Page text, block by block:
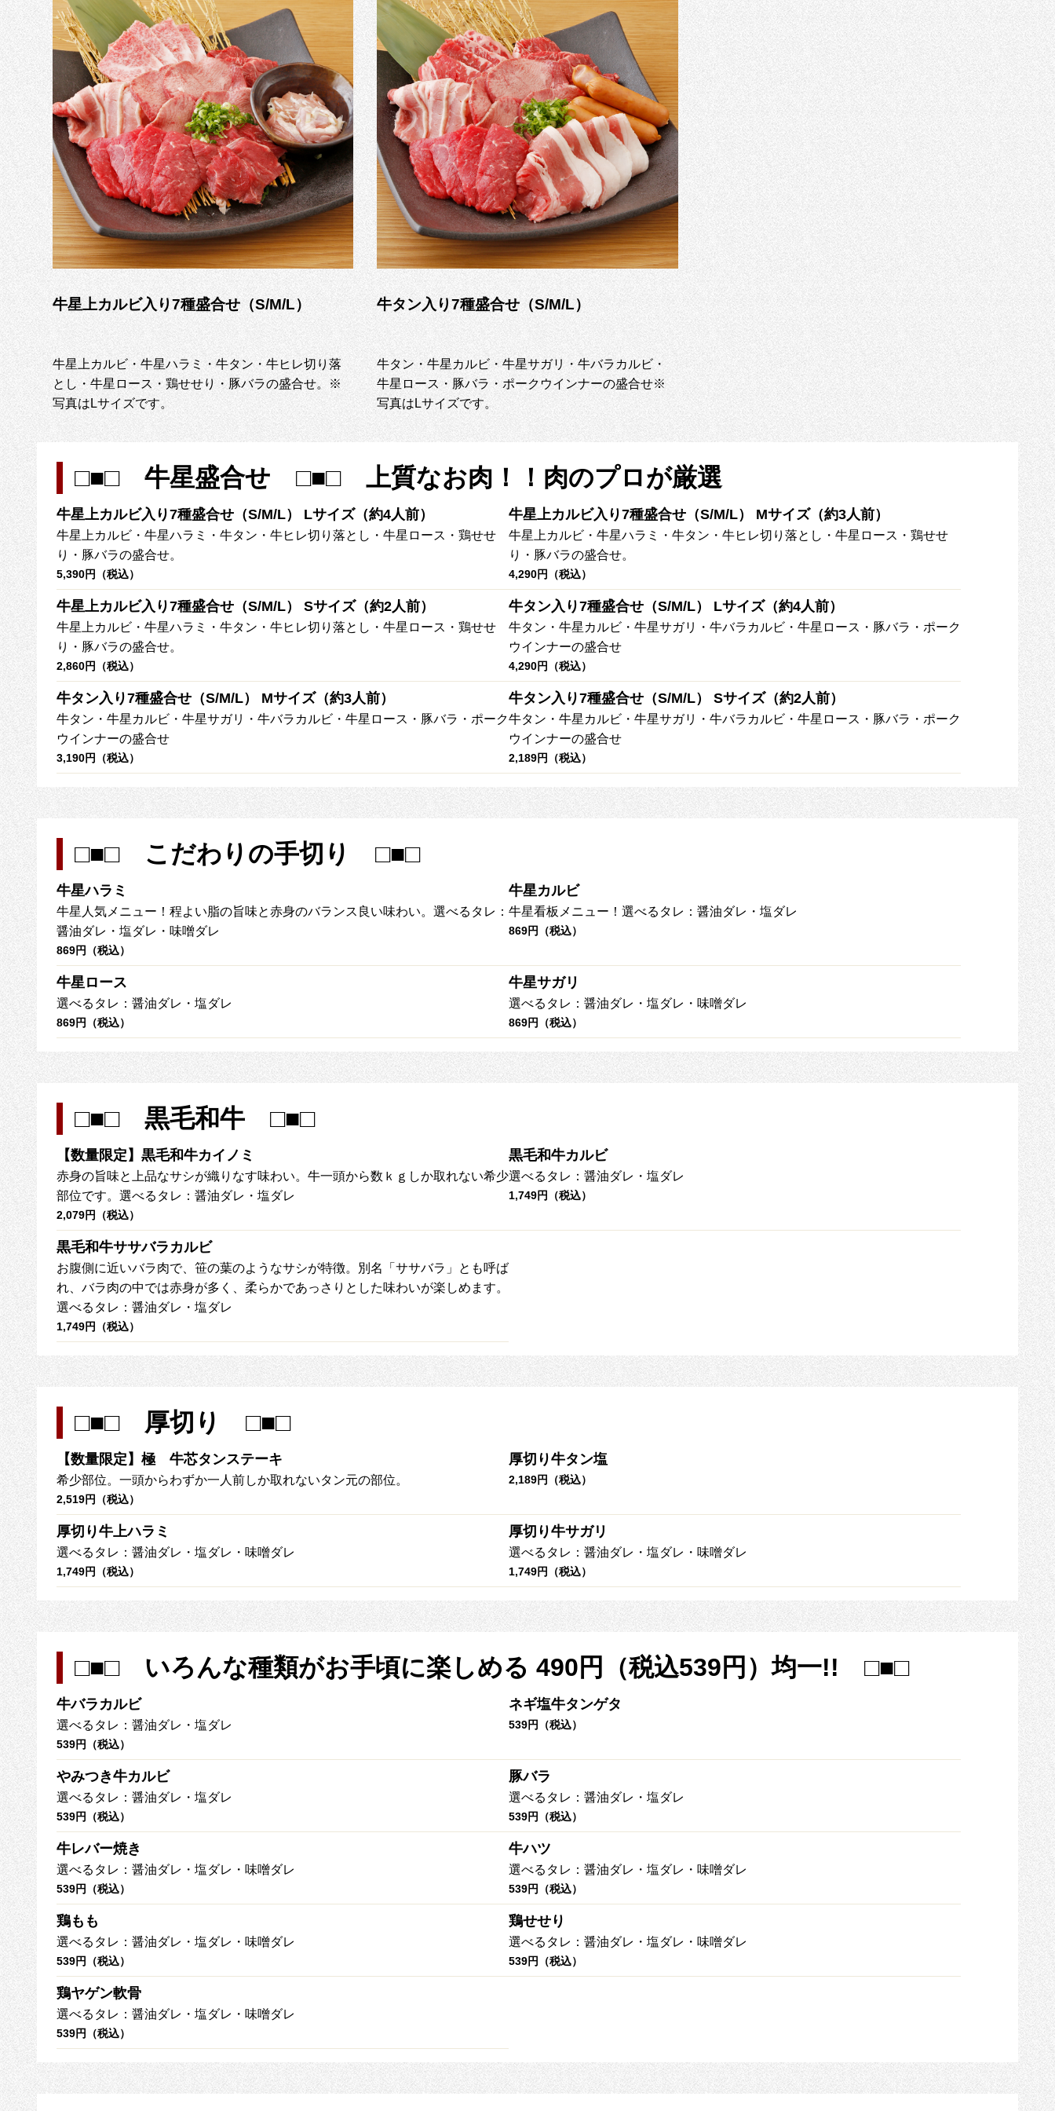
牛星上カルビ入り7種盛合せ（S/M/L）
牛星上カルビ・牛星ハラミ・牛タン・牛ヒレ切り落
とし・牛星ロース・鶏せせり・豚バラの盛合せ。※
写真はLサイズです。
牛タン入り7種盛合せ（S/M/L）
牛タン・牛星カルビ・牛星サガリ・牛バラカルビ・
牛星ロース・豚バラ・ポークウインナーの盛合せ※
写真はLサイズです。
□■□ 牛星盛合せ □■□ 上質なお肉！！肉のプロが厳選
牛星上カルビ入り7種盛合せ（S/M/L） Lサイズ（約4人前）
牛星上カルビ・牛星ハラミ・牛タン・牛ヒレ切り落とし・牛星ロース・鶏せせ
り・豚バラの盛合せ。
5,390円（税込）
牛星上カルビ入り7種盛合せ（S/M/L） Mサイズ（約3人前）
牛星上カルビ・牛星ハラミ・牛タン・牛ヒレ切り落とし・牛星ロース・鶏せせ
り・豚バラの盛合せ。
4,290円（税込）
牛星上カルビ入り7種盛合せ（S/M/L） Sサイズ（約2人前）
牛星上カルビ・牛星ハラミ・牛タン・牛ヒレ切り落とし・牛星ロース・鶏せせ
り・豚バラの盛合せ。
2,860円（税込）
牛タン入り7種盛合せ（S/M/L） Lサイズ（約4人前）
牛タン・牛星カルビ・牛星サガリ・牛バラカルビ・牛星ロース・豚バラ・ポーク
ウインナーの盛合せ
4,290円（税込）
牛タン入り7種盛合せ（S/M/L） Mサイズ（約3人前）
牛タン・牛星カルビ・牛星サガリ・牛バラカルビ・牛星ロース・豚バラ・ポーク
ウインナーの盛合せ
3,190円（税込）
牛タン入り7種盛合せ（S/M/L） Sサイズ（約2人前）
牛タン・牛星カルビ・牛星サガリ・牛バラカルビ・牛星ロース・豚バラ・ポーク
ウインナーの盛合せ
2,189円（税込）
□■□ こだわりの手切り □■□
牛星ハラミ
牛星人気メニュー！程よい脂の旨味と赤身のバランス良い味わい。選べるタレ：
醤油ダレ・塩ダレ・味噌ダレ
869円（税込）
牛星カルビ
牛星看板メニュー！選べるタレ：醤油ダレ・塩ダレ
869円（税込）
牛星ロース
選べるタレ：醤油ダレ・塩ダレ
869円（税込）
牛星サガリ
選べるタレ：醤油ダレ・塩ダレ・味噌ダレ
869円（税込）
□■□ 黒毛和牛 □■□
【数量限定】黒毛和牛カイノミ
赤身の旨味と上品なサシが織りなす味わい。牛一頭から数ｋｇしか取れない希少
部位です。選べるタレ：醤油ダレ・塩ダレ
2,079円（税込）
黒毛和牛カルビ
選べるタレ：醤油ダレ・塩ダレ
1,749円（税込）
黒毛和牛ササバラカルビ
お腹側に近いバラ肉で、笹の葉のようなサシが特徴。別名「ササバラ」とも呼ば
れ、バラ肉の中では赤身が多く、柔らかであっさりとした味わいが楽しめます。
選べるタレ：醤油ダレ・塩ダレ
1,749円（税込）
□■□ 厚切り □■□
【数量限定】極 牛芯タンステーキ
希少部位。一頭からわずか一人前しか取れないタン元の部位。
2,519円（税込）
厚切り牛タン塩
2,189円（税込）
厚切り牛上ハラミ
選べるタレ：醤油ダレ・塩ダレ・味噌ダレ
1,749円（税込）
厚切り牛サガリ
選べるタレ：醤油ダレ・塩ダレ・味噌ダレ
1,749円（税込）
□■□ いろんな種類がお手頃に楽しめる 490円（税込539円）均一!! □■□
牛バラカルビ
選べるタレ：醤油ダレ・塩ダレ
539円（税込）
ネギ塩牛タンゲタ
539円（税込）
やみつき牛カルビ
選べるタレ：醤油ダレ・塩ダレ
539円（税込）
豚バラ
選べるタレ：醤油ダレ・塩ダレ
539円（税込）
牛レバー焼き
選べるタレ：醤油ダレ・塩ダレ・味噌ダレ
539円（税込）
牛ハツ
選べるタレ：醤油ダレ・塩ダレ・味噌ダレ
539円（税込）
鶏もも
選べるタレ：醤油ダレ・塩ダレ・味噌ダレ
539円（税込）
鶏せせり
選べるタレ：醤油ダレ・塩ダレ・味噌ダレ
539円（税込）
鶏ヤゲン軟骨
選べるタレ：醤油ダレ・塩ダレ・味噌ダレ
539円（税込）